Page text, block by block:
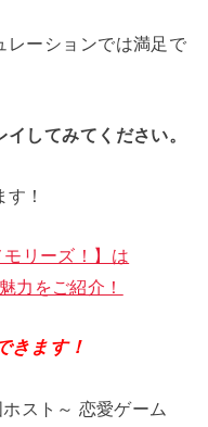
レーションでは満足で
してみてください。
！
モリーズ！】は
力をご紹介！
きます！
スト～ 恋愛ゲーム